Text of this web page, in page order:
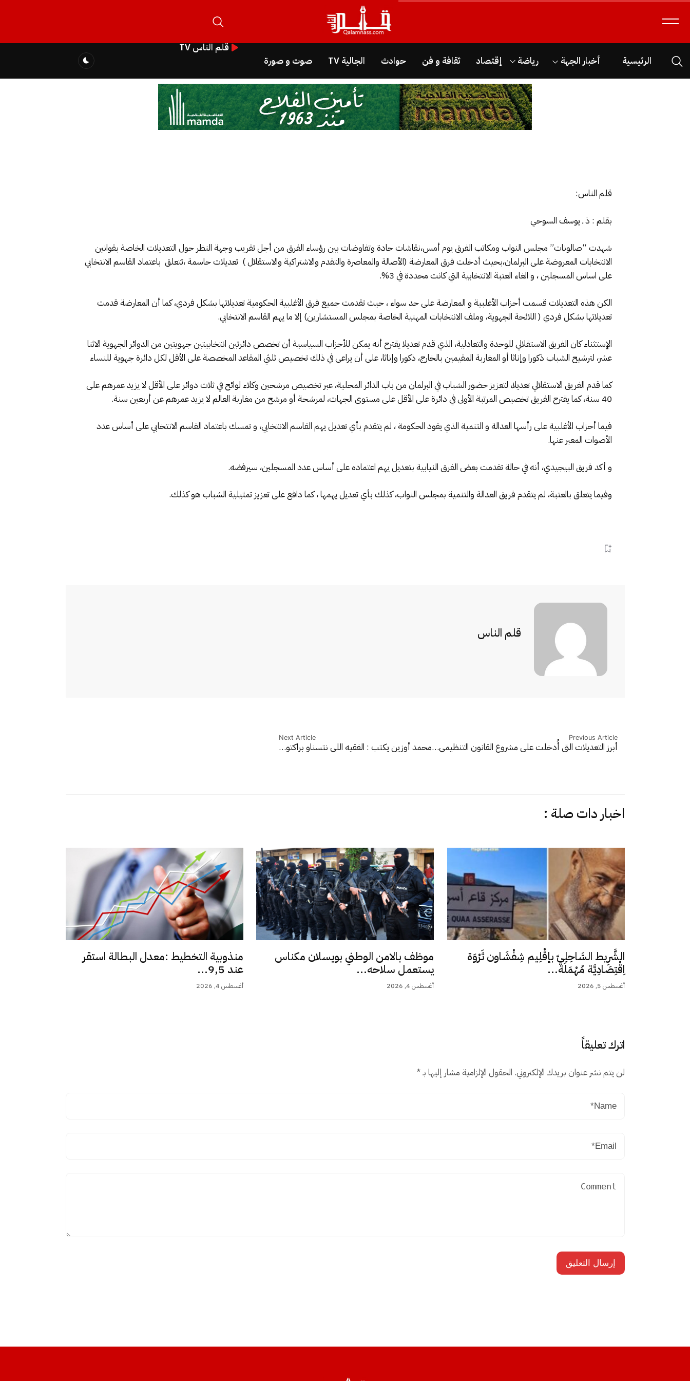
الرئيسية أخبار الجهة رياضة إقتصاد ثقافة و فن حوادث الجالية TV صوت و صورة
قلم الناس TV
قلم الناس:
بقلم : ذ ـ يوسف السوحي
شهدت “صالونات” مجلس النواب ومكاتب الفرق يوم أمس،نقاشات حادة وتفاوضات بين رؤساء الفرق من أجل تقريب وجهة النظر حول التعديلات الخاصة بقوانين
الانتخابات المعروضة على البرلمان،بحيث أدخلت فرق المعارضة (الأصالة والمعاصرة والتقدم والاشتراكية والاستقلال ) تعديلات حاسمة ،تتعلق باعتماد القاسم الانتخابي
على اساس المسجلين ، و الغاء العتبة الانتخابية التي كانت محددة في 3%.
الكن هذه التعديلات قسمت أحزاب الأغلبية و المعارضة على حد سواء ، حيث تقدمت جميع فرق الأغلبية الحكومية تعديلاتها بشكل فردي، كما أن المعارضة قدمت
تعديلاتها بشكل فردي ( اللائحة الجهوية، وملف الانتخابات المهنية الخاصة بمجلس المستشارين) إلا ما يهم القاسم الانتخابي.
الإستثناء كان الفريق الاستقلالي للوحدة والتعادلية، الذي قدم تعديلا يقترح أنه يمكن للأحزاب السياسية أن تخصص دائرتين انتخابيتين جهويتين من الدوائر الجهوية الاثنا
عشر، لترشيح الشباب ذكورا وإناثا أو المغاربة المقيمين بالخارج، ذكورا وإناثا، على أن يراعى في ذلك تخصيص ثلثي المقاعد المخصصة على الأقل لكل دائرة جهوية للنساء
كما قدم الفريق الاستقلالي تعديلا، لتعزيز حضور الشباب في البرلمان من باب الدائر المحلية، عبر تخصيص مرشحين وكلاء لوائح في ثلاث دوائر على الأقل لا يزيد عمرهم على
40 سنة، كما يقترح الفريق تخصيص المرتبة الأولى في دائرة على الأقل على مستوى الجهات، لمرشحة أو مرشح من مغاربة العالم لا يزيد عمرهم عن أربعين سنة.
فيما أحزاب الأغلبية على رأسها العدالة و التنمية الذي يقود الحكومة ، لم يتقدم بأي تعديل يهم القاسم الانتخابي، و تمسك باعتماد القاسم الانتخابي على أساس عدد
الأصوات المعبر عنها.
و أكد فريق البيجيدي، أنه في حالة تقدمت بعض الفرق النيابية بتعديل يهم اعتماده على أساس عدد المسجلين، سيرفضه.
وفيما يتعلق بالعتبة، لم يتقدم فريق العدالة والتنمية بمجلس النواب، كذلك بأي تعديل يهمها ، كما دافع على تعزيز تمثيلية الشباب هو كذلك.
قلم الناس
Previous Article
أبرز التعديلات التي أُدخلت على مشروع القانون التنظيمي…
Next Article
محمد أوزين يكتب : الفقيه اللي نتسناو براكتو…
اخبار دات صلة :
الشَّرِيط السَّاحِلِيّ بإقْلِيم شِفْشَاون ثَرْوَة
اِقْتِصَادِيَّة مُهْمَلَة...
أغسطس 5, 2026
موظف بالامن الوطني بويسلان مكناس
يستعمل سلاحه...
أغسطس 4, 2026
منذوبية التخطيط :معدل البطالة استقر
عند 9,5...
أغسطس 4, 2026
اترك تعليقاً
لن يتم نشر عنوان بريدك الإلكتروني. الحقول الإلزامية مشار إليها بـ*